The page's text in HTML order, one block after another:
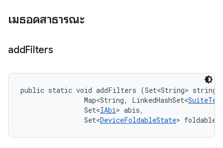
เมธอดสาธารณะ
addFilters
public static void addFilters (Set<String>
                Map<String, LinkedHashSet<
                Set<
IAbi> abis,
                Set<
DeviceFoldableState>